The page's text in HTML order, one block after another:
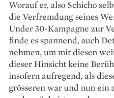
Worauf er, also Schicho
die Verfremdung seines
Under 30-Kampagne zur
finde es spannend, auch
nehmen, um mit diesen
dieser Hinsicht keine
insofern aufregend, als
grösseren war und nun ein